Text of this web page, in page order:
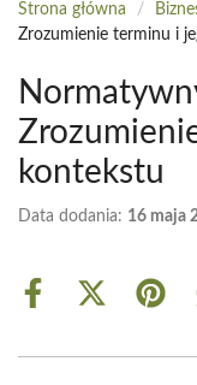
Strona główna /
Zrozumienie terminu i
kontekstu
Data dodania: 16 maja
Share
Share
(Twitter)
Share